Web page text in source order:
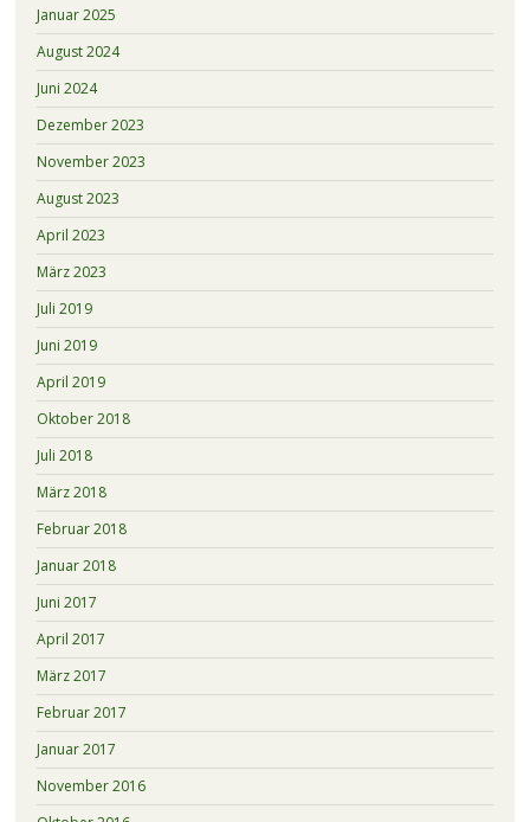
Januar 2025
August 2024
Juni 2024
Dezember 2023
November 2023
August 2023
April 2023
März 2023
Juli 2019
Juni 2019
April 2019
Oktober 2018
Juli 2018
März 2018
Februar 2018
Januar 2018
Juni 2017
April 2017
März 2017
Februar 2017
Januar 2017
November 2016